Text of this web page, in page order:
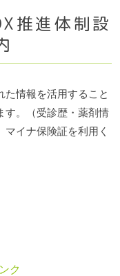
推進体制設
た情報を活用すること
す。（受診歴・薬剤情
イナ保険証を利用く
ク